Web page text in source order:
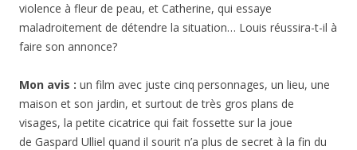
violence à fleur de peau, et Catherine, qui essaye
maladroitement de détendre la situation… Louis réussira-t-il à
faire son annonce?
Mon avis : un film avec juste cinq personnages, un lieu, une
maison et son jardin, et surtout de très gros plans de
visages, la petite cicatrice qui fait fossette sur la joue
de Gaspard Ulliel quand il sourit n’a plus de secret à la fin du